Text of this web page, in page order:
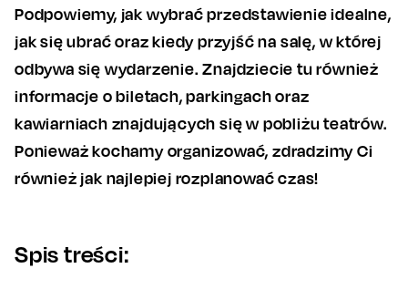
Podpowiemy, jak wybrać przedstawienie idealne,
jak się ubrać oraz kiedy przyjść na salę, w której
odbywa się wydarzenie. Znajdziecie tu również
informacje o biletach, parkingach oraz
kawiarniach znajdujących się w pobliżu teatrów.
Ponieważ kochamy organizować, zdradzimy Ci
również jak najlepiej rozplanować czas!
Spis treści: